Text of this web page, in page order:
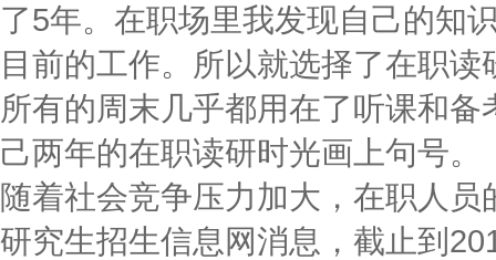
了5年。在职场里我发现自己的知
目前的工作。所以就选择了在职
所有的周末几乎都用在了听课和
己两年的在职读研时光画上句号。
随着社会竞争压力加大，在职人
研究生招生信息网消息，截止到